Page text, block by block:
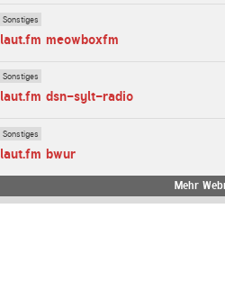
Sonstiges
laut.fm meowboxfm
Sonstiges
laut.fm dsn-sylt-radio
Sonstiges
laut.fm bwur
Mehr